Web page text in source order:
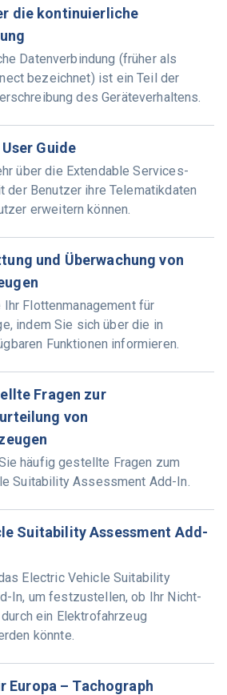
die kontinuierliche
Datenverbindung (früher als
bezeichnet) ist ein Teil der
des Geräteverhaltens.
Guide
über die Extendable Services-
der Benutzer ihre Telematikdaten
erweitern können.
und Überwachung von
Flottenmanagement für
indem Sie sich über die in
Funktionen informieren.
Fragen zur
von
häufig gestellte Fragen zum
Suitability Assessment Add-In.
Suitability Assessment Add-
Electric Vehicle Suitability
In, um festzustellen, ob Ihr Nicht-
ein Elektrofahrzeug
könnte.
Europa – Tachograph